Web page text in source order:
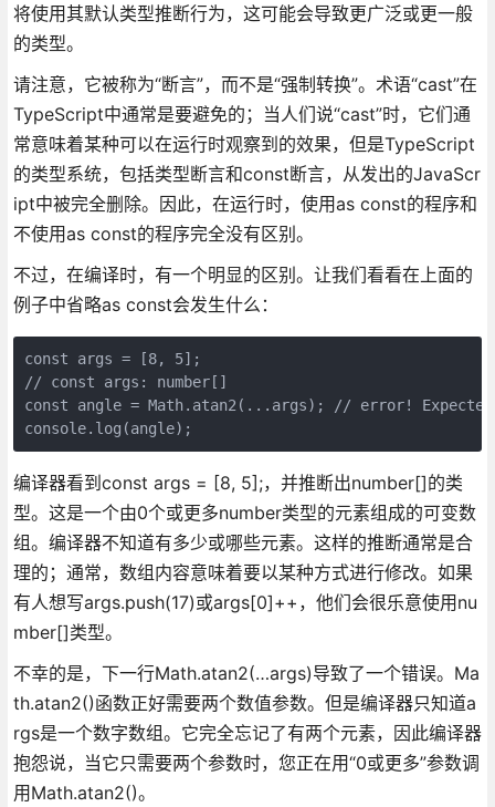
将使用其默认类型推断行为，这可能会导致更广泛或更一般
的类型。
请注意，它被称为“断言”，而不是“强制转换”。术语“cast”在
TypeScript中通常是要避免的；当人们说“cast”时，它们通
常意味着某种可以在运行时观察到的效果，但是TypeScript
的类型系统，包括类型断言和const断言，从发出的JavaScr
ipt中被完全删除。因此，在运行时，使用as const的程序和
不使用as const的程序完全没有区别。
不过，在编译时，有一个明显的区别。让我们看看在上面的
例子中省略as const会发生什么：
const args = [8, 5];
// const args: number[]
const angle = Math.atan2(...args); // error!
console.log(angle);
编译器看到const args = [8, 5];，并推断出number[]的类
型。这是一个由0个或更多number类型的元素组成的可变数
组。编译器不知道有多少或哪些元素。这样的推断通常是合
理的；通常，数组内容意味着要以某种方式进行修改。如果
有人想写args.push(17)或args[0]++，他们会很乐意使用nu
mber[]类型。
不幸的是，下一行Math.atan2(…args)导致了一个错误。Ma
th.atan2()函数正好需要两个数值参数。但是编译器只知道a
rgs是一个数字数组。它完全忘记了有两个元素，因此编译器
抱怨说，当它只需要两个参数时，您正在用“0或更多”参数调
用Math.atan2()。